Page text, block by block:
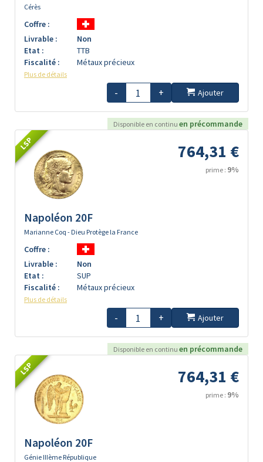
Cérès
Coffre :
Livrable :
Non
Etat :
TTB
Fiscalité :
Métaux précieux
Plus de détails
- + Ajouter
Disponible en continu en précommande
LSP 764,31 €
prime : 9%
Napoléon 20F
Marianne Coq - Dieu Protège la France
Coffre :
Livrable :
Non
Etat :
SUP
Fiscalité :
Métaux précieux
Plus de détails
- + Ajouter
Disponible en continu en précommande
LSP 764,31 €
prime : 9%
Napoléon 20F
Génie IIIème République